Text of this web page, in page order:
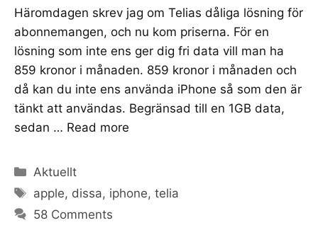
Häromdagen skrev jag om Telias dåliga lösning för
abonnemangen, och nu kom priserna. För en
lösning som inte ens ger dig fri data vill man ha
859 kronor i månaden. 859 kronor i månaden och
då kan du inte ens använda iPhone så som den är
tänkt att användas. Begränsad till en 1GB data,
sedan … Read more
Categories
Aktuellt
Tags
apple, dissa, iphone,telia
58 Comments